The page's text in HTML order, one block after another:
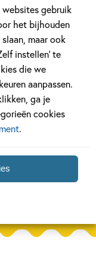
gebruik
het bijhouden
maar ook
instellen’ te
die we
aanpassen.
ga je
cookies
.
16 JULI 2025
De leukste
vakantie!
Lees meer